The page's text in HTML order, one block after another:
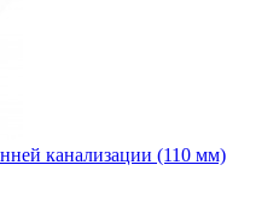
канализации (110 мм)